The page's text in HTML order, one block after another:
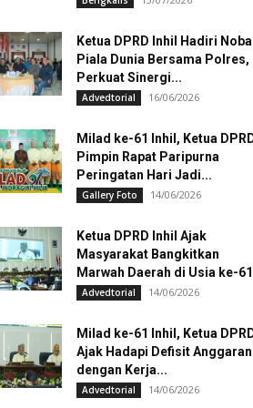
Ketua DPRD Inhil Hadiri
Piala Dunia Bersama Polres,
Perkuat Sinergi...
Advedtorial 16/06/2026
Milad ke-61 Inhil, Ketua
Pimpin Rapat Paripurna
Peringatan Hari Jadi...
Gallery Foto 14/06/2026
Ketua DPRD Inhil Ajak
Masyarakat Bangkitkan
Marwah Daerah di Usia ke-61
Advedtorial 14/06/2026
Milad ke-61 Inhil, Ketua
Ajak Hadapi Defisit Anggaran
dengan Kerja...
Advedtorial 14/06/2026